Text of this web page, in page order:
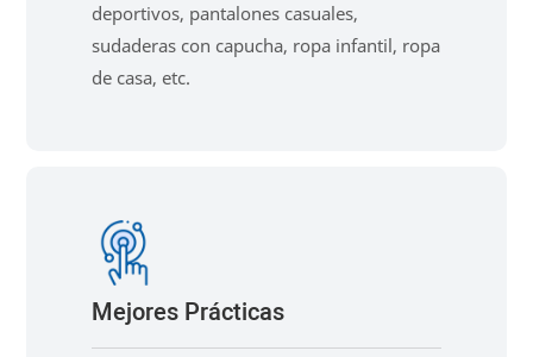
deportivos, pantalones casuales,
sudaderas con capucha, ropa infantil, ropa
de casa, etc.
Mejores Prácticas